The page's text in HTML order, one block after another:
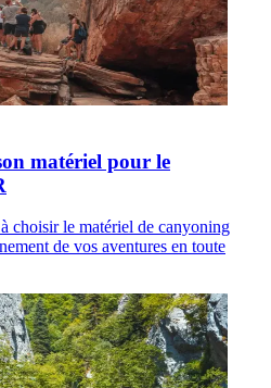
matériel pour le
choisir le matériel de canyoning
de vos aventures en toute